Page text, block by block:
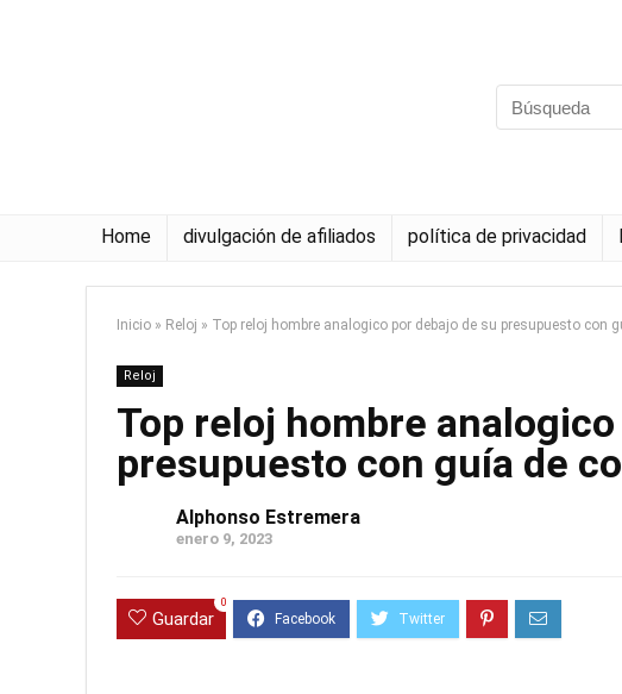
Home divulgación de afiliados política de privacidad
Inicio » Reloj » Top reloj hombre analogico por debajo de su presupuesto con
Reloj
Top reloj hombre
presupuesto con guía de
Alphonso Estremera
enero 9, 2023
Guardar
0